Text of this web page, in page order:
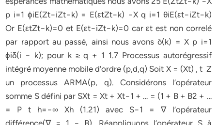
p i=1 ϕiE(Zt−iZt−k) = E(εtZt−k) −X q i=1 θiE(εt−iZt−k)
Or E(εtZt−k)=0 et E(εt−iZt−k)=0 car εt est non correlé
par rapport au passé, ainsi nous avons δ(k) = X p i=1
ϕiδ(i − k); pour k ≥ q + 1 1.7 Processus autorégressif
intégré moyenne mobile d’ordre (p,d,q) Soit X = (Xt) , t Z
un processus ARMA(p, q). Considérons l’opérateur
somme S défini par SXt = Xt + Xt−1 + … = (1 + B + B2 + …
= P t h=−∞ Xh (1.21) avec S−1 = ∇ l’opérateur
différence(∇ = 1 − B). Réappliquons l’opérateur S à